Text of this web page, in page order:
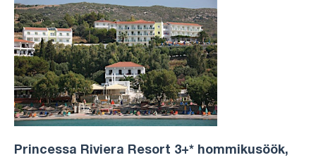
Princessa Riviera Resort 3+* hommikusöök,